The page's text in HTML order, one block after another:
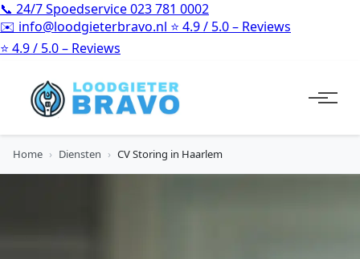
📞 24/7 Spoedservice023 781 0002
✉️ info@loodgieterbravo.nl ⭐ 4.9 / 5.0 – Reviews
⭐ 4.9 / 5.0 – Reviews
Home › Diensten › CV Storing in Haarlem